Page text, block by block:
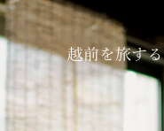
越前を旅する